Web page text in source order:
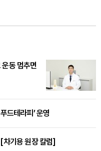
동 멈추면
드테라피’ 운영
기용 원장 칼럼]